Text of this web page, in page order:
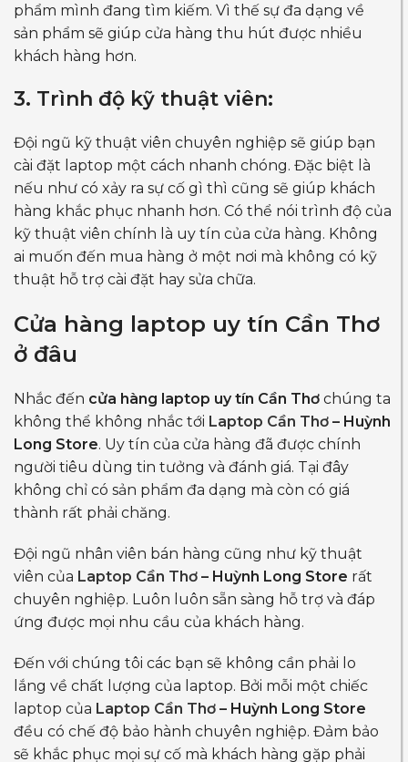
phẩm mình đang tìm kiếm. Vì thế sự đa dạng về
sản phẩm sẽ giúp cửa hàng thu hút được nhiều
khách hàng hơn.
3. Trình độ kỹ thuật viên:
Đội ngũ kỹ thuật viên chuyên nghiệp sẽ giúp bạn
cài đặt laptop một cách nhanh chóng. Đặc biệt là
nếu như có xảy ra sự cố gì thì cũng sẽ giúp khách
hàng khắc phục nhanh hơn. Có thể nói trình độ của
kỹ thuật viên chính là uy tín của cửa hàng. Không
ai muốn đến mua hàng ở một nơi mà không có kỹ
thuật hỗ trợ cài đặt hay sửa chữa.
Cửa hàng laptop uy tín Cần Thơ
ở đâu
Nhắc đến cửa hàng laptop uy tín Cần Thơ chúng ta
không thể không nhắc tới Laptop Cần Thơ – Huỳnh
Long Store. Uy tín của cửa hàng đã được chính
người tiêu dùng tin tưởng và đánh giá. Tại đây
không chỉ có sản phẩm đa dạng mà còn có giá
thành rất phải chăng.
Đội ngũ nhân viên bán hàng cũng như kỹ thuật
viên của Laptop Cần Thơ – Huỳnh Long Store rất
chuyên nghiệp. Luôn luôn sẵn sàng hỗ trợ và đáp
ứng được mọi nhu cầu của khách hàng.
Đến với chúng tôi các bạn sẽ không cần phải lo
lắng về chất lượng của laptop. Bởi mỗi một chiếc
laptop của Laptop Cần Thơ – Huỳnh Long Store
đều có chế độ bảo hành chuyên nghiệp. Đảm bảo
sẽ khắc phục mọi sự cố mà khách hàng gặp phải